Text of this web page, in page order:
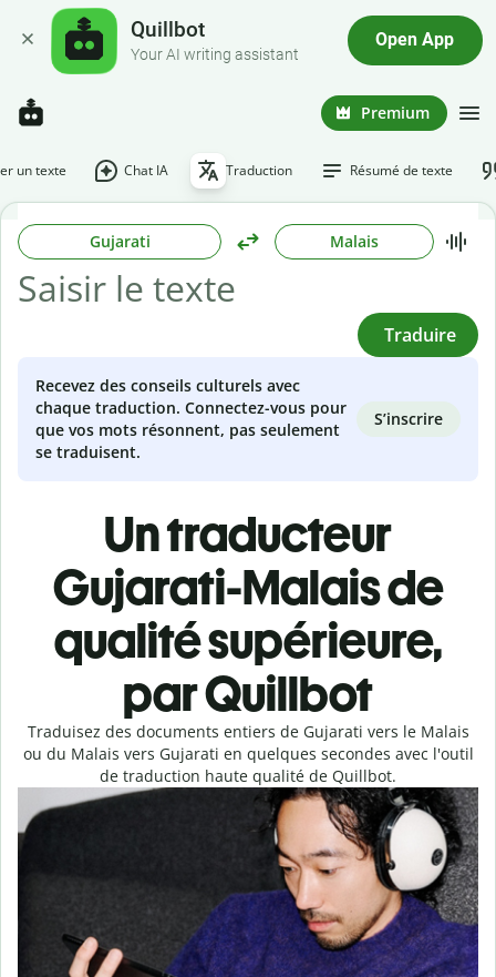
Quillbot
Your AI writing assistant
Open App
Premium
un texte Chat IA Traduction Résumé de texte
Gujarati Malais
Traduire
Recevez des conseils culturels avec
chaque traduction. Connectez-vous pour
que vos mots résonnent, pas seulement
se traduisent.
S’inscrire
Un traducteur
Gujarati-Malais de
qualité supérieure,
par Quillbot
Traduisez des documents entiers de Gujarati vers le Malais
ou du Malais vers Gujarati en quelques secondes avec l'outil
de traduction haute qualité de Quillbot.